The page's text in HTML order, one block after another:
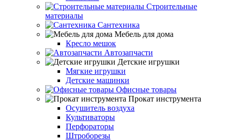
Строительные
материалы
Сантехника
Мебель для дома
Кресло мешок
Автозапчасти
Детские игрушки
Мягкие игрушки
Детские машинки
Офисные товары
Прокат инструмента
Осушитель воздуха
Культиваторы
Перфораторы
Штроборезы